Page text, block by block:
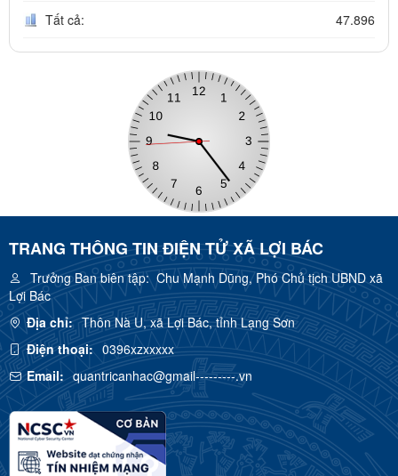
Tất cả: 47.896
TRANG THÔNG TIN ĐIỆN TỬ XÃ LỢI BÁC
Trưởng Ban biên tập:Chu Mạnh Dũng, Phó Chủ tịch UBND xã
Lợi Bác
Địa chỉ: Thôn Nà U, xã Lợi Bác, tỉnh Lạng Sơn
Điện thoại: 0396xzxxxxx
Email: quantricanhac@gmail---------.vn